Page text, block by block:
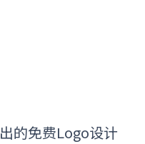
的免费Logo设计